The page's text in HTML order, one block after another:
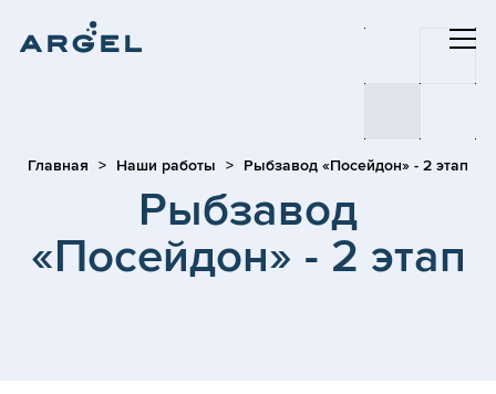
Главная Наши работы Рыбзавод «Посейдон» - 2 этап
Рыбзавод
«Посейдон» - 2 этап